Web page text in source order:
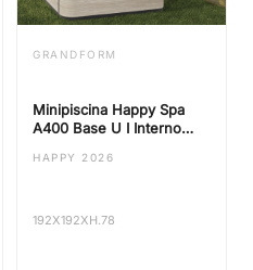
GRANDFORM
Minipiscina Happy Spa
A400 Base U I Interno
230 Pannelli Color Legno
HAPPY 2026
192X192XH.78